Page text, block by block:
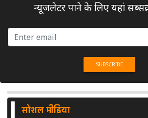
न्यूजलेटर पाने के लिए यहां
सोशल मीडिया